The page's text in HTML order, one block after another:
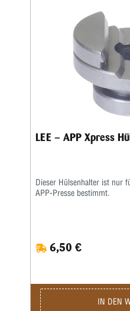
LEE – APP Xpress
Dieser Hülsenhalter ist nur
APP-Presse bestimmt.
6,50 €
IN DEN